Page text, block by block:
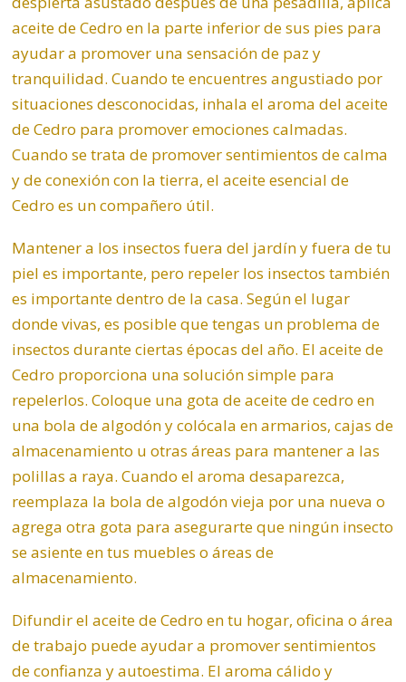
aceite de Cedro en la parte inferior de sus pies para
ayudar a promover una sensación de paz y
tranquilidad. Cuando te encuentres angustiado por
situaciones desconocidas, inhala el aroma del aceite
de Cedro para promover emociones calmadas.
Cuando se trata de promover sentimientos de calma
y de conexión con la tierra, el aceite esencial de
Cedro es un compañero útil.
Mantener a los insectos fuera del jardín y fuera de tu
piel es importante, pero repeler los insectos también
es importante dentro de la casa. Según el lugar
donde vivas, es posible que tengas un problema de
insectos durante ciertas épocas del año. El aceite de
Cedro proporciona una solución simple para
repelerlos. Coloque una gota de aceite de cedro en
una bola de algodón y colócala en armarios, cajas de
almacenamiento u otras áreas para mantener a las
polillas a raya. Cuando el aroma desaparezca,
reemplaza la bola de algodón vieja por una nueva o
agrega otra gota para asegurarte que ningún insecto
se asiente en tus muebles o áreas de
almacenamiento.
Difundir el aceite de Cedro en tu hogar, oficina o área
de trabajo puede ayudar a promover sentimientos
de confianza y autoestima. El aroma cálido y